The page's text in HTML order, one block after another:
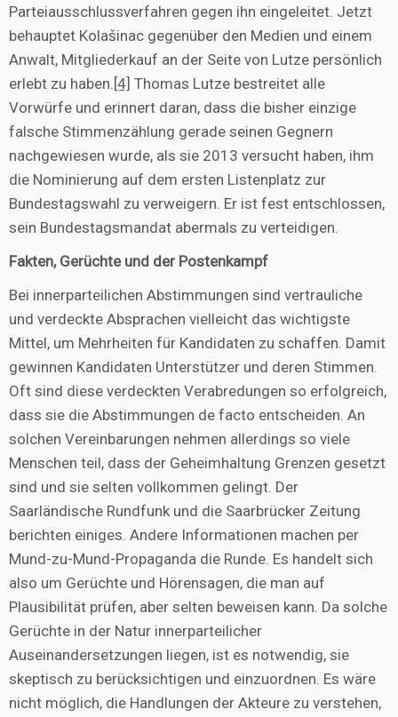
Parteiausschlussverfahren gegen ihn eingeleitet. Jetzt
behauptet Kolašinac gegenüber den Medien und einem
Anwalt, Mitgliederkauf an der Seite von Lutze persönlich
erlebt zu haben. [4] Thomas Lutze bestreitet alle
Vorwürfe und erinnert daran, dass die bisher einzige
falsche Stimmenzählung gerade seinen Gegnern
nachgewiesen wurde, als sie 2013 versucht haben, ihm
die Nominierung auf dem ersten Listenplatz zur
Bundestagswahl zu verweigern. Er ist fest entschlossen,
sein Bundestagsmandat abermals zu verteidigen.
Fakten, Gerüchte und der Postenkampf
Bei innerparteilichen Abstimmungen sind vertrauliche
und verdeckte Absprachen vielleicht das wichtigste
Mittel, um Mehrheiten für Kandidaten zu schaffen. Damit
gewinnen Kandidaten Unterstützer und deren Stimmen.
Oft sind diese verdeckten Verabredungen so erfolgreich,
dass sie die Abstimmungen de facto entscheiden. An
solchen Vereinbarungen nehmen allerdings so viele
Menschen teil, dass der Geheimhaltung Grenzen gesetzt
sind und sie selten vollkommen gelingt. Der
Saarländische Rundfunk und die Saarbrücker Zeitung
berichten einiges. Andere Informationen machen per
Mund-zu-Mund-Propaganda die Runde. Es handelt sich
also um Gerüchte und Hörensagen, die man auf
Plausibilität prüfen, aber selten beweisen kann. Da solche
Gerüchte in der Natur innerparteilicher
Auseinandersetzungen liegen, ist es notwendig, sie
skeptisch zu berücksichtigen und einzuordnen. Es wäre
nicht möglich, die Handlungen der Akteure zu verstehen,